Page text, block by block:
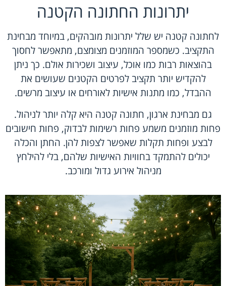
יתרונות החתונה הקטנה
לחתונה קטנה יש שלל יתרונות מובהקים, במיוחד מבחינת
התקציב. כשמספר המוזמנים מצומצם, מתאפשר לחסוך
בהוצאות רבות כמו אוכל, עיצוב ושכירות אולם. כך ניתן
להקדיש יותר תקציב לפרטים הקטנים שעושים את
ההבדל, כמו מתנות אישיות לאורחים או עיצוב מרשים.
גם מבחינת ארגון, חתונה קטנה היא קלה יותר לניהול.
פחות מוזמנים משמע פחות רשימות לבדוק, פחות חישובים
לבצע ופחות תקלות שאפשר לצפות להן. החתן והכלה
יכולים להתמקד בחוויות האישיות שלהם, בלי להילחץ
מניהול אירוע גדול ומורכב.